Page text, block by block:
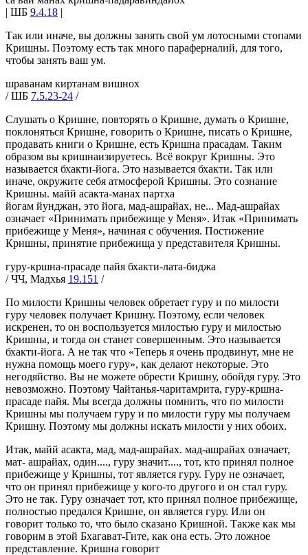
| ШБ 9.4.18 |
Так или иначе, вы должны занять свой ум лотосными стопами
Кришны. Поэтому есть так много параферналий, для того,
чтобы занять ваш ум.
шраванам киртанам вишнох
/ ШБ 7.5.23-24 /
Слушать о Кришне, повторять о Кришне, думать о Кришне,
поклоняться Кришне, говорить о Кришне, писать о Кришне,
продавать книги о Кришне, есть Кришна прасадам. Таким
образом вы кришнаизируетесь. Всё вокруг Кришны. Это
называется бхакти-йога. Это называется бхакти. Так или
иначе, окружите себя атмосферой Кришны. Это сознание
Кришны. майй асакта-манах партха
йогам йунджан, это йога, мад-ашрайах, не... Мад-ашрайах
означает «Принимать прибежище у Меня». Итак «Принимать
прибежище у Меня», начиная с обучения. Постижение
Кришны, принятие прибежища у представителя Кришны.
гуру-кршна-прасаде пайя бхакти-лата-биджа
/ ЧЧ, Мадхья 19.151 /
По милости Кришны человек обретает гуру и по милости
гуру человек получает Кришну. Поэтому, если человек
искренен, то он воспользуется милостью гуру и милостью
Кришны, и тогда он станет совершенным. Это называется
бхакти-йога. А не так что «Теперь я очень продвинут, мне не
нужна помощь моего гуру», как делают некоторые. Это
негодяйство. Вы не можете обрести Кришну, обойдя гуру. Это
невозможно. Поэтому Чайтанья-чаритамрита, гуру-кршна-
прасаде пайя. Мы всегда должны помнить, что по милости
Кришны мы получаем гуру и по милости гуру мы получаем
Кришну. Поэтому мы должны искать милости у них обоих.
Итак, майй асакта, мад, мад-ашрайах. мад-ашрайах означает,
мат- ашрайах, один...., гуру значит...., тот, кто принял полное
прибежище у Кришны, тот является гуру. Гуру не означает,
что он принял прибежище у кого-то другого и он стал гуру.
Это не так. Гуру означает тот, кто принял полное прибежище,
полностью предался Кришне, он является гуру. Или он
говорит только то, что было сказано Кришной. Также как мы
говорим в этой Бхагават-Гите, как она есть. Это ложное
представление. Кришна говорит